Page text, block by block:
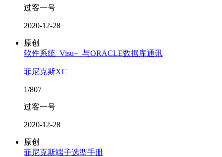
过客一号
2020-12-28
原创
软件系统_Visu+_与ORACLE数据库通讯
菲尼克斯XC
1/807
过客一号
2020-12-28
原创
菲尼克斯端子选型手册